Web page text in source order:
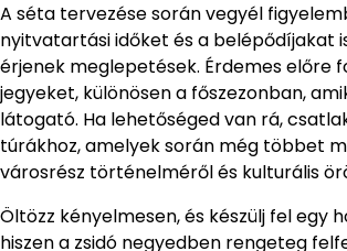
A séta tervezése során vegyél
nyitvatartási időket és a belépődíjakat
érjenek meglepetések. Érdemes előre
jegyeket, különösen a főszezonban,
látogató. Ha lehetőséged van rá,
túrákhoz, amelyek során még többet
városrész történelméről és kulturális
Öltözz kényelmesen, és készülj fel egy
hiszen a zsidó negyedben rengeteg